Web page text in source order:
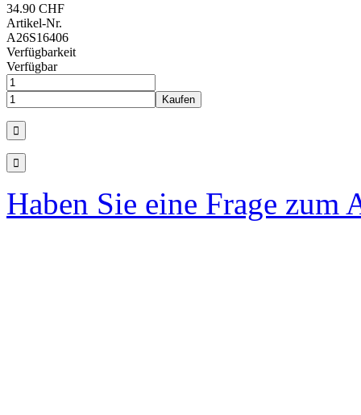
34.90 CHF
Artikel-Nr.
A26S16406
Verfügbarkeit
Verfügbar
Haben Sie eine Frage zum